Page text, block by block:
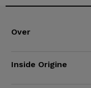
Over
Inside Origine